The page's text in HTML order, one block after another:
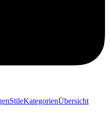
StileKategorienÜbersicht